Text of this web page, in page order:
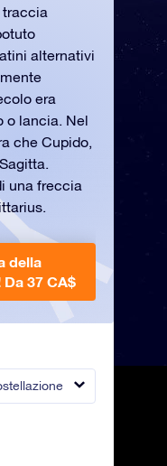
traccia
alternativi
era
o lancia. Nel
che Cupido,
una freccia
della
Da 37 CA$